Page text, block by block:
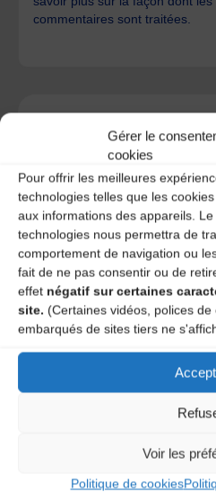
Gérer le
cookies
Pour offrir les meilleures
technologies telles que les
aux informations des appareils.
technologies nous permettra de
comportement de navigation ou
fait de ne pas consentir ou de
effet négatif sur certaines
site. (Certaines vidéos, polices
embarqués de sites tiers ne
Voir les
Politique de cookies
commentaires sont traitées
L’AMTA EST